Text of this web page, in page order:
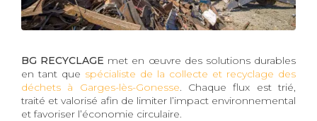
BG RECYCLAGE met en œuvre des solutions durables
en tant que spécialiste de la collecte et recyclage des
déchets à Garges-lès-Gonesse. Chaque flux est trié,
traité et valorisé afin de limiter l’impact environnemental
et favoriser l’économie circulaire.